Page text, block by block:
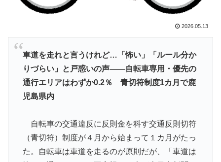
報道！」
海外「今年、夏の暑さが厳しい日本でこんなものが売れ
てるらしい！ｗ」外国人が驚いた日本の商品と
▶
海外「日本が正しい！」優しい日本人に甘える外国人に
海外が大騒ぎ
▶ 国際的な小咄 読者投稿 中小企業診断士めがけてよちよ
海外「今年、夏の暑さが厳しい日本でこんなものが売れ
てるらしい！ｗ」外国人が驚いた日本の商品と
は・・・？【海外の反応】
2026.05.13
車道を走れと言うけれど…「怖い」「ルール分か
りづらい」と戸惑いの声――自転車専用・優先の
通行エリアはわずか0.2％ 青切符制度1カ月で鹿
児島県内
自転車の交通違反に反則金を科す交通反則切符
（青切符）制度が４月から始まって１カ月がたっ
た。自転車は車道を走るのが原則だが、「車道は